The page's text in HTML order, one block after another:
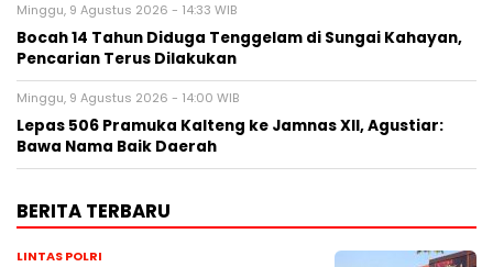
Minggu, 9 Agustus 2026 - 14:33 WIB
Bocah 14 Tahun Diduga Tenggelam di Sungai Kahayan,
Pencarian Terus Dilakukan
Minggu, 9 Agustus 2026 - 14:00 WIB
Lepas 506 Pramuka Kalteng ke Jamnas XII, Agustiar:
Bawa Nama Baik Daerah
BERITA TERBARU
LINTAS POLRI